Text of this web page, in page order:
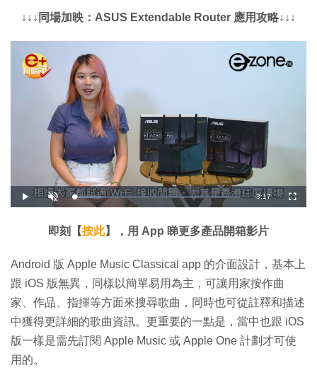
↓↓↓同場加映：ASUS Extendable Router 應用攻略↓↓↓
播
放
開
啟
載
入
:
1
5
%
剩
時
間
-3:17
全
螢
即刻【按此】，用 App 睇更多產品開箱影片
Android 版 Apple Music Classical app 的介面設計，基本上
跟 iOS 版無異，同樣以簡單易用為主，可讓用家按作曲
家、作品、指揮等方面來搜尋歌曲，同時也可從註釋和描述
中獲得更詳細的歌曲資訊。更重要的一點是，當中也跟 iOS
版一樣是需先訂閱 Apple Music 或 Apple One 計劃才可使
用的。